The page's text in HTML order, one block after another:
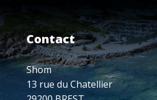
CYBERSÉCURITÉ,
DATA...
VISIOCONFÉRENCE
LE
15
DÉCEMBRE,
18H
Contact
Shom
13 rue du Chatellier